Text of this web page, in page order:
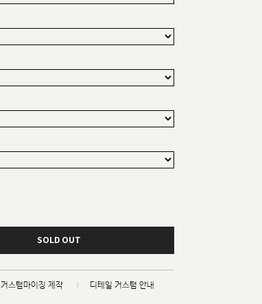
sat,sun,holiday off
SOLD OUT
커스텀마이징 제작 디테일 커스텀 안내